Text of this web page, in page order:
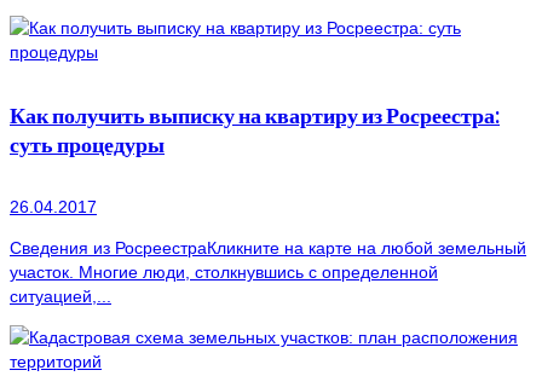
Как получить выписку на квартиру из Росреестра:
суть процедуры
26.04.2017
Сведения из РосреестраКликните на карте на любой земельный
участок. Многие люди, столкнувшись с определенной
ситуацией,...